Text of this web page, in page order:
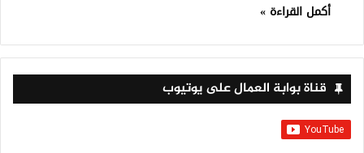
أكمل القراءة »
قناة بوابة العمال على يوتيوب